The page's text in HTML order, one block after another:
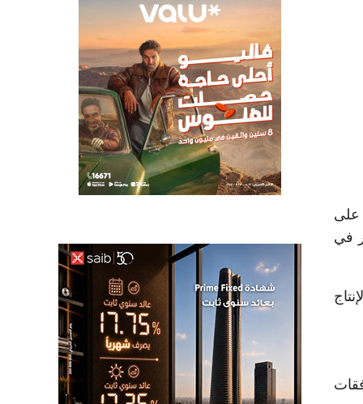
على
2024 إلى 714 مليون دولار في